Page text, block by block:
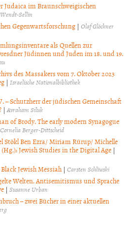
Judaica im Braunschweigischen
Sellin
Gegenwartsforschung |Olaf Glöckner
als Quellen zur
Jüdinnen und Juden im 18. und 19.
des Massakers vom 7. Oktober 2023
| Israelische Nationalbibliothek
– Schutzherr der jüdischen Gemeinschaft
|Avraham Siluk
of Brody. The early modern Synagogue
Cornelia Berger-Dittscheid
Stökl Ben Ezra/ Miriam Rürup/ Michelle
Jewish Studies in the Digital Age |
Jewish Messiah |Carsten Schliwski
Welten. Antisemitismus und Sprache
| Susanne Urban
– zwei Bücher in einer aktuellen